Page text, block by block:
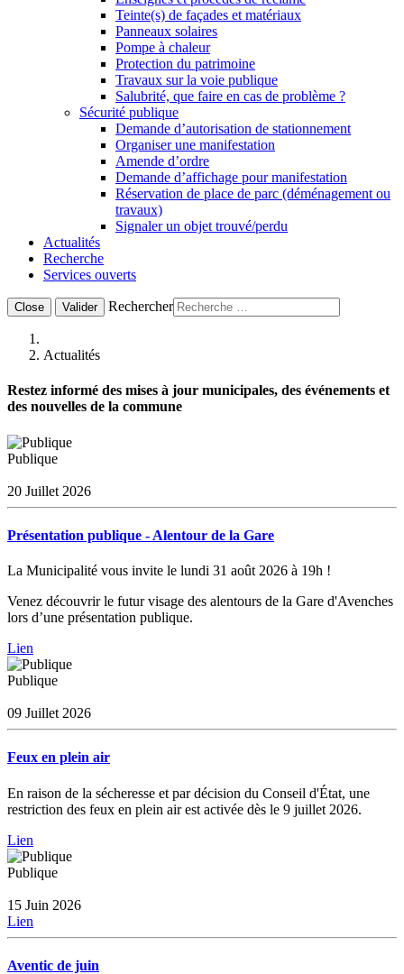
Teinte(s) de façades et matériaux
Panneaux solaires
Pompe à chaleur
Protection du patrimoine
Travaux sur la voie publique
Salubrité, que faire en cas de problème ?
Sécurité publique
Demande d’autorisation de stationnement
Organiser une manifestation
Amende d’ordre
Demande d’affichage pour manifestation
Réservation de place de parc (déménagement ou
travaux)
Signaler un objet trouvé/perdu
Actualités
Recherche
Services ouverts
Close Valider Rechercher
Actualités
Restez informé des mises à jour municipales, des événements et
des nouvelles de la commune
Publique
20 Juillet 2026
Présentation publique - Alentour de la Gare
La Municipalité vous invite le lundi 31 août 2026 à 19h !
Venez découvrir le futur visage des alentours de la Gare d'Avenches
lors d’une présentation publique.
Lien
Publique
09 Juillet 2026
Feux en plein air
En raison de la sécheresse et par décision du Conseil d'État, une
restriction des feux en plein air est activée dès le 9 juillet 2026.
Lien
Publique
15 Juin 2026
Lien
Aventic de juin